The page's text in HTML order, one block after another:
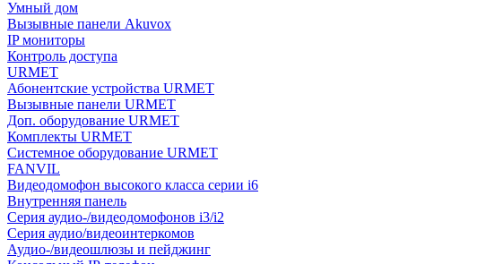
Умный дом
Вызывные панели Akuvox
IP мониторы
Контроль доступа
URMET
Абонентские устройства URMET
Вызывные панели URMET
Доп. оборудование URMET
Комплекты URMET
Системное оборудование URMET
FANVIL
Видеодомофон высокого класса серии i6
Внутренняя панель
Серия аудио-/видеодомофонов i3/i2
Серия аудио/видеоинтеркомов
Аудио-/видеошлюзы и пейджинг